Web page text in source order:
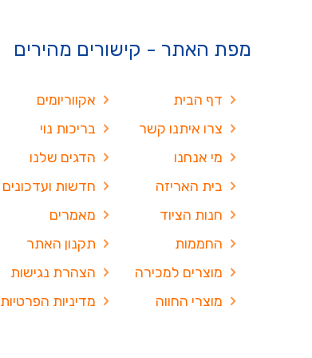
מפת האתר - קישורים מהירים
אקווריומים
בריכות נוי
הדגים שלנו
חדשות ועדכונים
מאמרים
תקנון האתר
הצהרת נגישות
מדיניות הפרטיות
דף הבית
צרו איתנו קשר
מי אנחנו
בית האריזה
חנות הציוד
החממות
מוצרים למכירה
מוצרי החווה